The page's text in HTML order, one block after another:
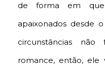
de forma em que
apaixonados desde
circunstâncias
romance, então, ele